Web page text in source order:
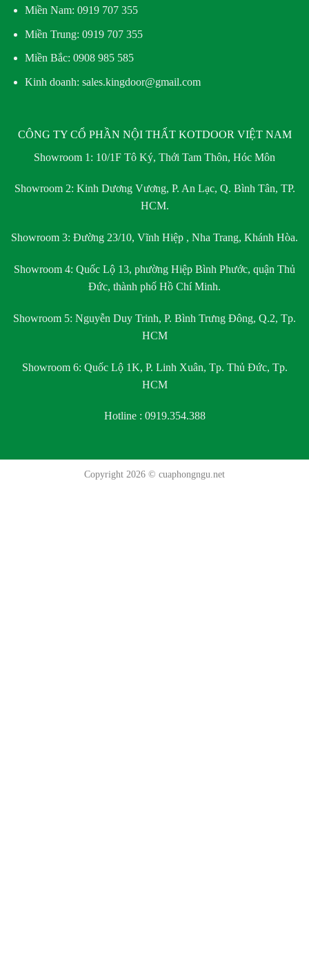
Miền Nam: 0919 707 355
Miền Trung: 0919 707 355
Miền Bắc: 0908 985 585
Kinh doanh: sales.kingdoor@gmail.com
CÔNG TY CỔ PHẦN NỘI THẤT KOTDOOR VIỆT NAM
Showroom 1: 10/1F Tô Ký, Thới Tam Thôn, Hóc Môn
Showroom 2: Kinh Dương Vương, P. An Lạc, Q. Bình Tân, TP.
HCM.
Showroom 3: Đường 23/10, Vĩnh Hiệp , Nha Trang, Khánh Hòa.
Showroom 4: Quốc Lộ 13, phường Hiệp Bình Phước, quận Thủ
Đức, thành phố Hồ Chí Minh.
Showroom 5: Nguyễn Duy Trinh, P. Bình Trưng Đông, Q.2, Tp.
HCM
Showroom 6: Quốc Lộ 1K, P. Linh Xuân, Tp. Thủ Đức, Tp.
HCM
Hotline : 0919.354.388
Copyright 2026 © cuaphongngu.net